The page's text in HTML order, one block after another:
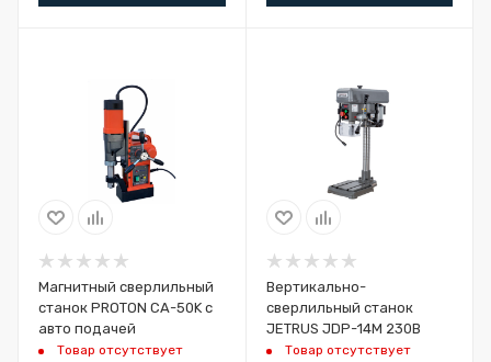
Магнитный сверлильный
станок PROTON CA-50K с
авто подачей
Товар отсутствует
Вертикально-
сверлильный станок
JETRUS JDP-14M 230В
Товар отсутствует